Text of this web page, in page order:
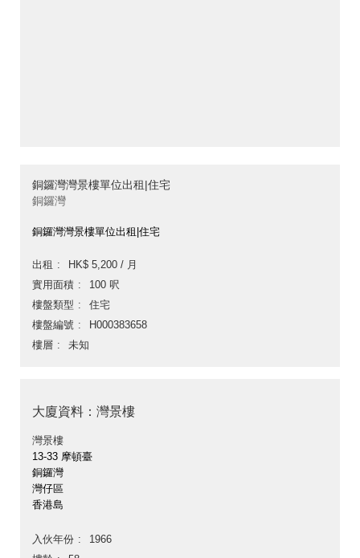
銅鑼灣灣景樓單位出租|住宅
銅鑼灣
銅鑼灣灣景樓單位出租|住宅
出租
HK$ 5,200 / 月
實用面積
100 呎
樓盤類型
住宅
樓盤編號
H000383658
樓層
未知
大廈資料：灣景樓
灣景樓
13-33 摩頓臺
銅鑼灣
灣仔區
香港島
入伙年份
1966